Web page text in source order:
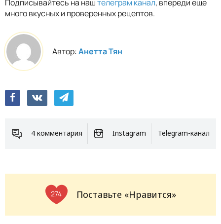
Подписывайтесь на наштелеграм канал, впереди еще
много вкусных и проверенных рецептов.
Автор:Анетта Тян
4 комментария Instagram Telegram-канал
274 Поставьте «Нравится»